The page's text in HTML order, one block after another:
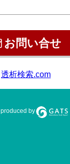
お問い合せ
透析検索.com
produced by